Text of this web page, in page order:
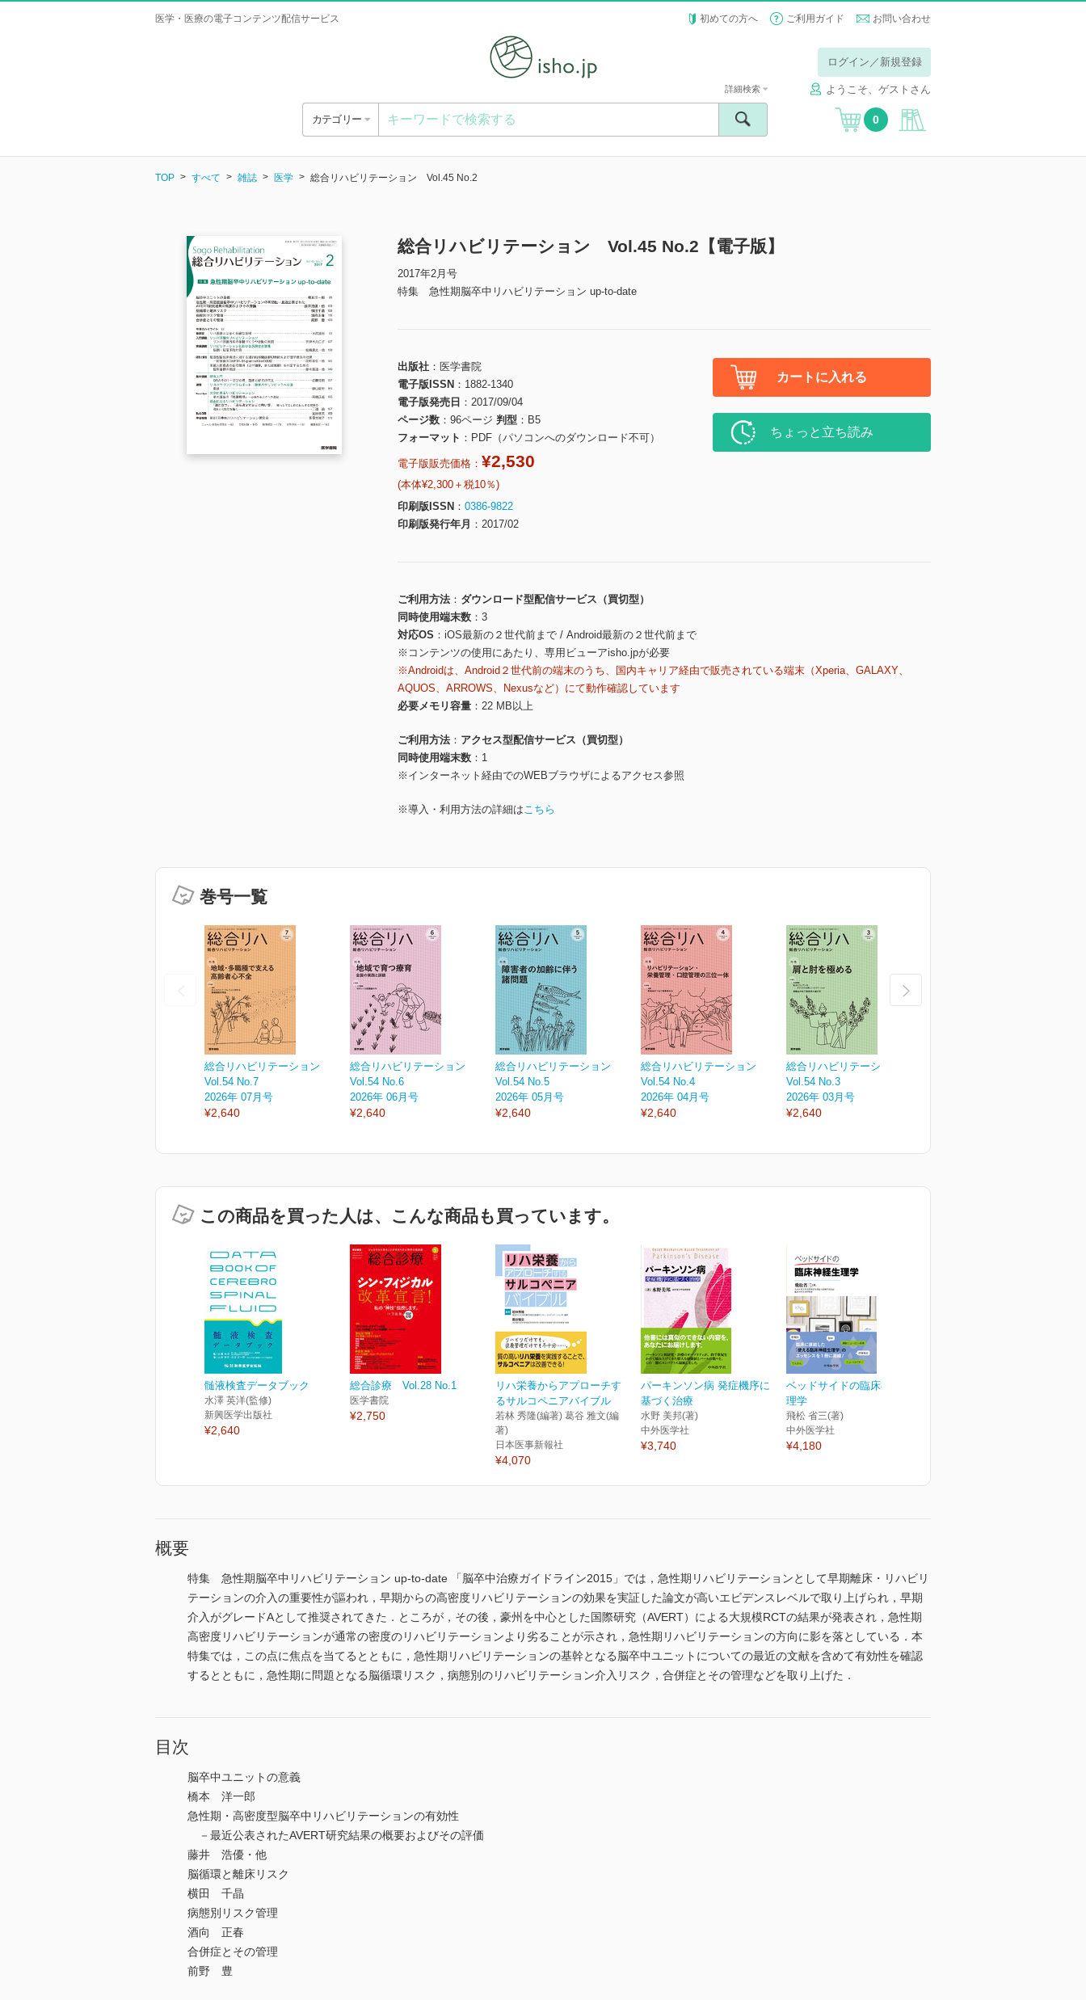
医学・医療の電子コンテンツ配信サービス 初めての方へ ご利用ガイド お問い合わせ
ログイン／新規登録
ようこそ、ゲストさん
カテゴリー
詳細検索
0
TOP すべて 雑誌 医学 総合リハビリテーション Vol.45 No.2
総合リハビリテーション Vol.45 No.2【電子版】
2017年2月号
特集 急性期脳卒中リハビリテーション up-to-date
出版社
医学書院
電子版ISSN
1882-1340
電子版発売日
2017/09/04
ページ数
96ページ 判型
B5
フォーマット
PDF（パソコンへのダウンロード不可）
電子版販売価格： ¥2,530
(本体¥2,300＋税10％)
印刷版ISSN
0386-9822
印刷版発行年月
2017/02
カートに入れる
ちょっと立ち読み
ご利用方法
ダウンロード型配信サービス（買切型）
同時使用端末数
3
対応OS
iOS最新の２世代前まで / Android最新の２世代前まで
※コンテンツの使用にあたり、専用ビューアisho.jpが必要
※Androidは、Android２世代前の端末のうち、国内キャリア経由で販売されている端末（Xperia、GALAXY、
AQUOS、ARROWS、Nexusなど）にて動作確認しています
必要メモリ容量
22 MB以上
ご利用方法
アクセス型配信サービス（買切型）
同時使用端末数
1
※インターネット経由でのWEBブラウザによるアクセス参照
※導入・利用方法の詳細はこちら
巻号一覧
総合リハビリテーション
Vol.54 No.7
2026年 07月号
¥2,640
総合リハビリテーション
Vol.54 No.6
2026年 06月号
¥2,640
総合リハビリテーション
Vol.54 No.5
2026年 05月号
¥2,640
総合リハビリテーション
Vol.54 No.4
2026年 04月号
¥2,640
総合リハビリテーション
Vol.54 No.3
2026年 03月号
¥2,640
この商品を買った人は、こんな商品も買っています。
髄液検査データブック
水澤 英洋(監修)
新興医学出版社
¥2,640
総合診療 Vol.28 No.1
医学書院
¥2,750
リハ栄養からアプローチす
るサルコペニアバイブル
若林 秀隆(編著) 葛谷 雅文(編
著)
日本医事新報社
¥4,070
パーキンソン病 発症機序に
基づく治療
水野 美邦(著)
中外医学社
¥3,740
ベッドサイドの臨床神経生
理学
飛松 省三(著)
中外医学社
¥4,180
概要
特集 急性期脳卒中リハビリテーション up-to-date 「脳卒中治療ガイドライン2015」では，急性期リハビリテーションとして早期離床・リハビリ
テーションの介入の重要性が謳われ，早期からの高密度リハビリテーションの効果を実証した論文が高いエビデンスレベルで取り上げられ，早期
介入がグレードAとして推奨されてきた．ところが，その後，豪州を中心とした国際研究（AVERT）による大規模RCTの結果が発表され，急性期
高密度リハビリテーションが通常の密度のリハビリテーションより劣ることが示され，急性期リハビリテーションの方向に影を落としている．本
特集では，この点に焦点を当てるとともに，急性期リハビリテーションの基幹となる脳卒中ユニットについての最近の文献を含めて有効性を確認
するとともに，急性期に問題となる脳循環リスク，病態別のリハビリテーション介入リスク，合併症とその管理などを取り上げた．
目次
脳卒中ユニットの意義
橋本 洋一郎
急性期・高密度型脳卒中リハビリテーションの有効性
－最近公表されたAVERT研究結果の概要およびその評価
藤井 浩優・他
脳循環と離床リスク
横田 千晶
病態別リスク管理
酒向 正春
合併症とその管理
前野 豊